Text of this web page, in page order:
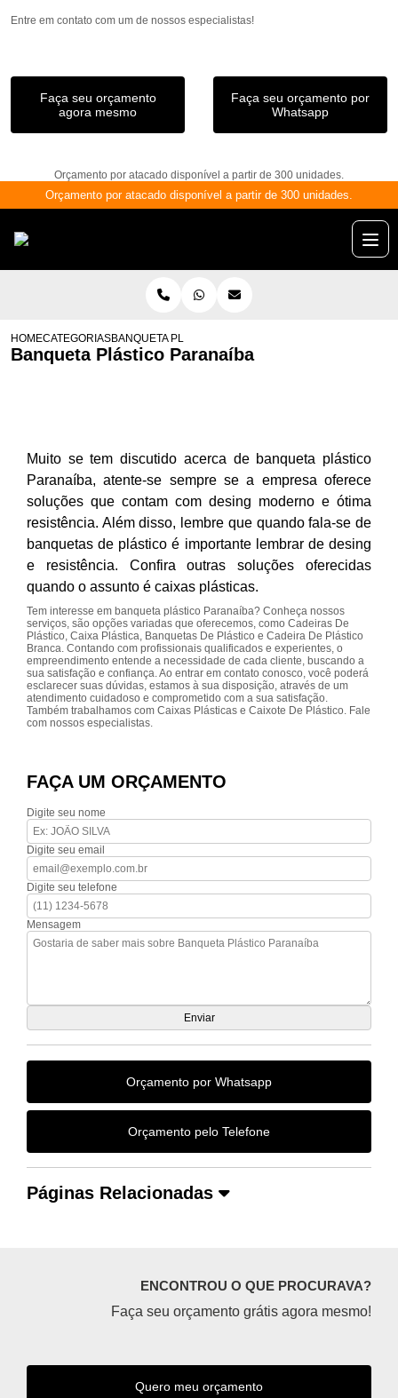
Entre em contato com um de nossos especialistas!
Faça seu orçamento
agora mesmo
Faça seu orçamento por
Whatsapp
Orçamento por atacado disponível a partir de 300 unidades.
Orçamento por atacado disponível a partir de 300 unidades.
HOMECATEGORIASBANQUETA PLÁSTICO PARANAÍBA
Banqueta Plástico Paranaíba
Muito se tem discutido acerca de banqueta plástico
Paranaíba, atente-se sempre se a empresa oferece
soluções que contam com desing moderno e ótima
resistência. Além disso, lembre que quando fala-se de
banquetas de plástico é importante lembrar de desing
e resistência. Confira outras soluções oferecidas
quando o assunto é caixas plásticas.
Tem interesse em banqueta plástico Paranaíba? Conheça nossos
serviços, são opções variadas que oferecemos, como Cadeiras De
Plástico, Caixa Plástica, Banquetas De Plástico e Cadeira De Plástico
Branca. Contando com profissionais qualificados e experientes, o
empreendimento entende a necessidade de cada cliente, buscando a
sua satisfação e confiança. Ao entrar em contato conosco, você poderá
esclarecer suas dúvidas, estamos à sua disposição, através de um
atendimento cuidadoso e comprometido com a sua satisfação.
Também trabalhamos com Caixas Plásticas e Caixote De Plástico. Fale
com nossos especialistas.
FAÇA UM ORÇAMENTO
Digite seu nome
Digite seu email
Digite seu telefone
Mensagem
Orçamento por Whatsapp
Orçamento pelo Telefone
Páginas Relacionadas
ENCONTROU O QUE PROCURAVA?
Faça seu orçamento grátis agora mesmo!
Quero meu orçamento